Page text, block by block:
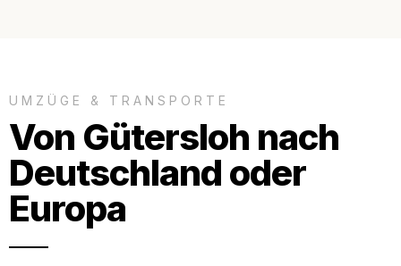
UMZÜGE & TRANSPORTE
Von Gütersloh nach
Deutschland oder
Europa